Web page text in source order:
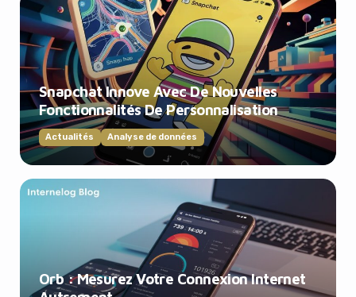
Snapchat Innove Avec De Nouvelles
Fonctionnalités De Personnalisation
Actualités Analyse de données
Orb : Mesurez Votre Connexion Internet